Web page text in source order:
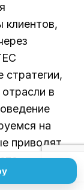
стратегии,
в
на
приводят